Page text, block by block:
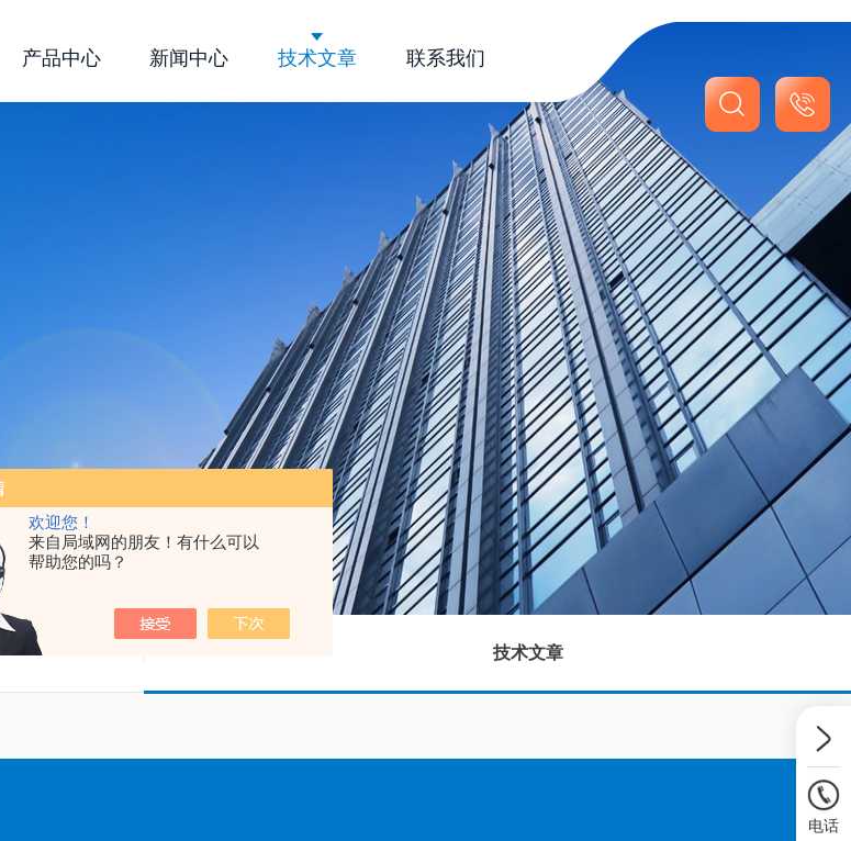
欢迎您！
来自局域网的朋友！有什么可以
帮助您的吗？
产品中心 新闻中心 技术文章 联系我们
在线留言
技术文章
电话